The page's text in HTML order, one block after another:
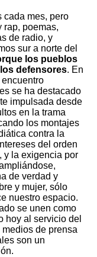
cada mes, pero
rap, poemas,
de radio, y
sur a norte del
los pueblos
defensores. En
se ha destacado
impulsada desde
en la trama
los montajes
contra la
del orden
y la exigencia por
de verdad y
y mujer, sólo
nuestro espacio.
se unen como
hoy al servicio del
de prensa
son un